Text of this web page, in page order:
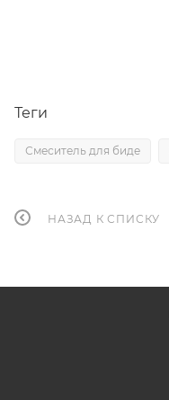
Теги
Смеситель для биде
НАЗАД К СПИСКУ